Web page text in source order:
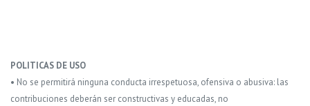
POLITICAS DE USO
• No se permitirá ninguna conducta irrespetuosa, ofensiva o abusiva: las
contribuciones deberán ser constructivas y educadas, no